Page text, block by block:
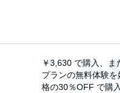
￥3,630 で購入、ま
プランの無料体験
格の30％OFF で購入